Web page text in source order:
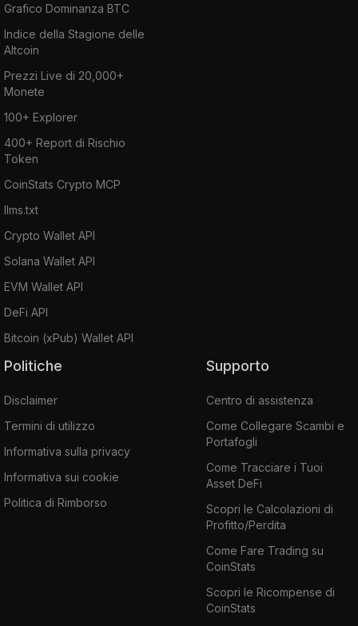
Grafico Dominanza BTC
Indice della Stagione delle
Altcoin
Prezzi Live di 20,000+
Monete
100+ Explorer
400+ Report di Rischio
Token
CoinStats Crypto MCP
llms.txt
Crypto Wallet API
Solana Wallet API
EVM Wallet API
DeFi API
Bitcoin (xPub) Wallet API
Politiche
Disclaimer
Termini di utilizzo
Informativa sulla privacy
Informativa sui cookie
Politica di Rimborso
Supporto
Centro di assistenza
Come Collegare Scambi e
Portafogli
Come Tracciare i Tuoi
Asset DeFi
Scopri le Calcolazioni di
Profitto/Perdita
Come Fare Trading su
CoinStats
Scopri le Ricompense di
CoinStats